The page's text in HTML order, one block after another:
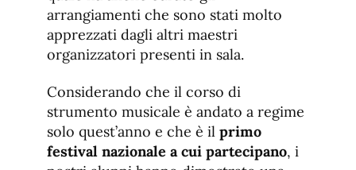
arrangiamenti che sono stati molto
apprezzati dagli altri maestri
organizzatori presenti in sala.
Considerando che il corso di
strumento musicale è andato a regime
solo quest’anno e che è il primo
festival nazionale a cui partecipano, i